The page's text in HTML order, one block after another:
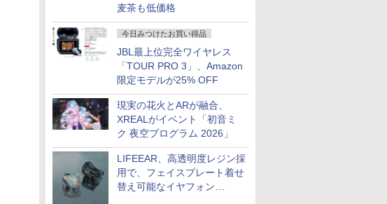
麦茶も低価格
今日みつけたお買い得品
JBL最上位完全ワイヤレス
「TOUR PRO 3」、Amazon
限定モデルが25% OFF
現実の花火とARが融合、
XREALがイベント「初音ミ
ク 夜空プログラム 2026」
LIFEEAR、高透明度レジン採
用で、フェイスプレート着せ
替え可能なイヤフォン